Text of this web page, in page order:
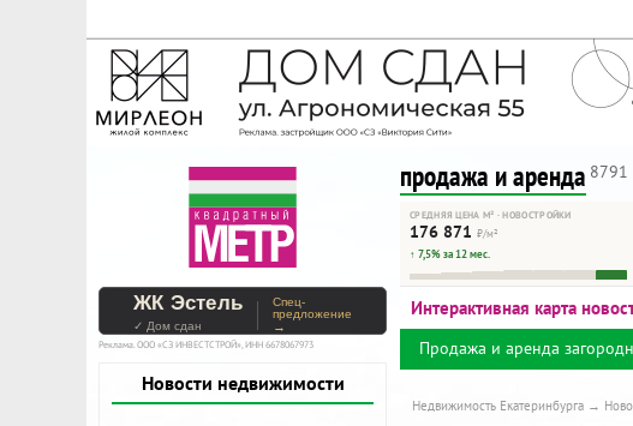
На Метре реклама - только
Помогайте независимому
продажа и аренда 8791
СРЕДНЯЯ ЦЕНА М² · НОВОСТРОЙКИ
176 871 ₽/м²
↑ 7,5% за 12 мес.
ЖК Эстель
✓ Дом сдан
Спец-
предложение
→
Реклама. ООО «СЗ ИНВЕСТСТРОЙ», ИНН 6678067973
Новости недвижимости
Интерактивная карта
Продажа и аренда
Недвижимость Екатеринбурга